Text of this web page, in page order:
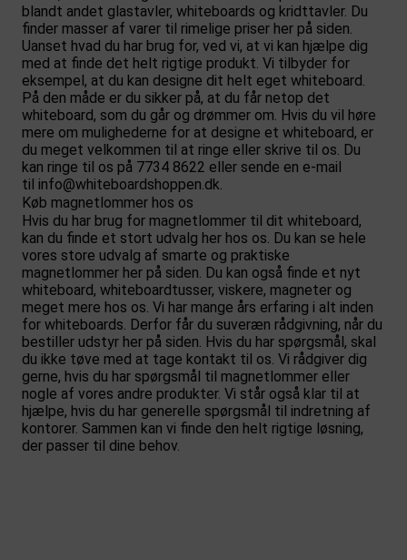
blandt andet glastavler, whiteboards og kridttavler. Du
finder masser af varer til rimelige priser her på siden.
Uanset hvad du har brug for, ved vi, at vi kan hjælpe dig
med at finde det helt rigtige produkt. Vi tilbyder for
eksempel, at du kan designe dit helt eget whiteboard.
På den måde er du sikker på, at du får netop det
whiteboard, som du går og drømmer om. Hvis du vil høre
mere om mulighederne for at designe et whiteboard, er
du meget velkommen til at ringe eller skrive til os. Du
kan ringe til os på 7734 8622 eller sende en e-mail
til info@whiteboardshoppen.dk.
Køb magnetlommer hos os
Hvis du har brug for magnetlommer til dit whiteboard,
kan du finde et stort udvalg her hos os. Du kan se hele
vores store udvalg af smarte og praktiske
magnetlommer her på siden. Du kan også finde et nyt
whiteboard, whiteboardtusser, viskere, magneter og
meget mere hos os. Vi har mange års erfaring i alt inden
for whiteboards. Derfor får du suveræn rådgivning, når du
bestiller udstyr her på siden. Hvis du har spørgsmål, skal
du ikke tøve med at tage kontakt til os. Vi rådgiver dig
gerne, hvis du har spørgsmål til magnetlommer eller
nogle af vores andre produkter. Vi står også klar til at
hjælpe, hvis du har generelle spørgsmål til indretning af
kontorer. Sammen kan vi finde den helt rigtige løsning,
der passer til dine behov.